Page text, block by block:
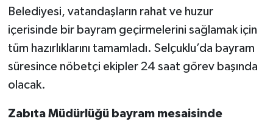
Belediyesi, vatandaşların rahat ve huzur
içerisinde bir bayram geçirmelerini sağlamak için
tüm hazırlıklarını tamamladı. Selçuklu’da bayram
süresince nöbetçi ekipler 24 saat görev başında
olacak.
Zabıta Müdürlüğü bayram mesaisinde